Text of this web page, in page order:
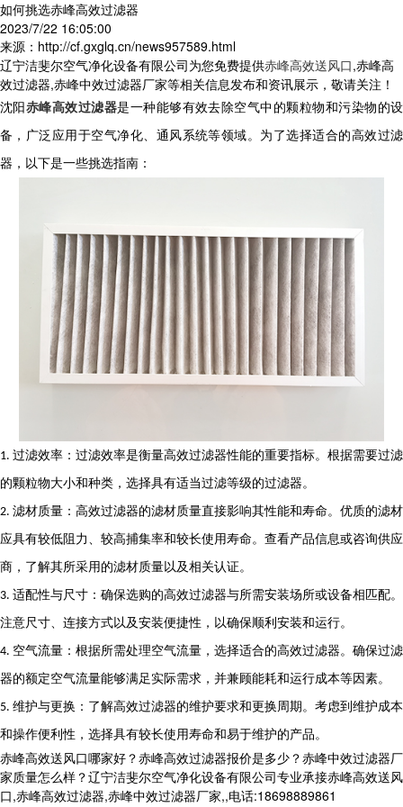
如何挑选赤峰高效过滤器
2023/7/22 16:05:00
来源：http://cf.gxglq.cn/news957589.html
辽宁洁斐尔空气净化设备有限公司为您免费提供赤峰高效送风口,赤峰高
效过滤器,赤峰中效过滤器厂家等相关信息发布和资讯展示，敬请关注！
沈阳 赤峰高效过滤器是一种能够有效去除空气中的颗粒物和污染物的设
备，广泛应用于空气净化、通风系统等领域。为了选择适合的高效过滤
器，以下是一些挑选指南：
1. 过滤效率：过滤效率是衡量高效过滤器性能的重要指标。根据需要过滤
的颗粒物大小和种类，选择具有适当过滤等级的过滤器。
2. 滤材质量：高效过滤器的滤材质量直接影响其性能和寿命。优质的滤材
应具有较低阻力、较高捕集率和较长使用寿命。查看产品信息或咨询供应
商，了解其所采用的滤材质量以及相关认证。
3. 适配性与尺寸：确保选购的高效过滤器与所需安装场所或设备相匹配。
注意尺寸、连接方式以及安装便捷性，以确保顺利安装和运行。
4. 空气流量：根据所需处理空气流量，选择适合的高效过滤器。确保过滤
器的额定空气流量能够满足实际需求，并兼顾能耗和运行成本等因素。
5. 维护与更换：了解高效过滤器的维护要求和更换周期。考虑到维护成本
和操作便利性，选择具有较长使用寿命和易于维护的产品。
赤峰高效送风口哪家好？赤峰高效过滤器报价是多少？赤峰中效过滤器厂
家质量怎么样？辽宁洁斐尔空气净化设备有限公司专业承接赤峰高效送风
口,赤峰高效过滤器,赤峰中效过滤器厂家,,电话:18698889861